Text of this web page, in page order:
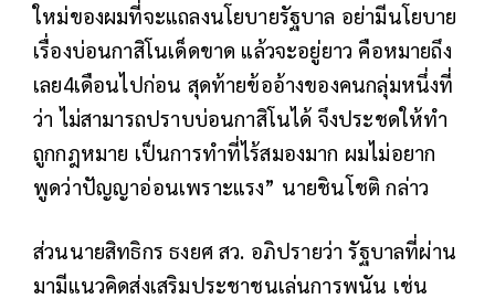
ใหม่ของผมที่จะแถลงนโยบายรัฐบาล อย่ามีนโยบาย
เรื่องบ่อนกาสิโนเด็ดขาด แล้วจะอยู่ยาว คือหมายถึง
เลย4เดือนไปก่อน สุดท้ายข้ออ้างของคนกลุ่มหนึ่งที่
ว่า ไม่สามารถปราบบ่อนกาสิโนได้ จึงประชดให้ทำ
ถูกกฎหมาย เป็นการทำที่ไร้สมองมาก ผมไม่อยาก
พูดว่าปัญญาอ่อนเพราะแรง” นายชินโชติ กล่าว
ส่วนนายสิทธิกร ธงยศ สว. อภิปรายว่า รัฐบาลที่ผ่าน
มามีแนวคิดส่งเสริมประชาชนเล่นการพนัน เช่น